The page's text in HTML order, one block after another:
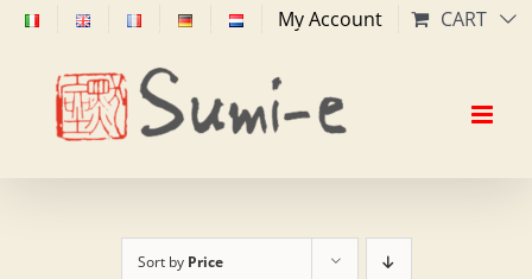
Skip
content
My Account CART
Sort by Price